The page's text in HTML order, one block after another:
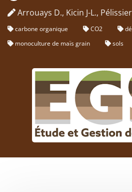
Arrouays D., Kicin J-L.,
carbone organique CO2
monoculture de maïs grain
sols